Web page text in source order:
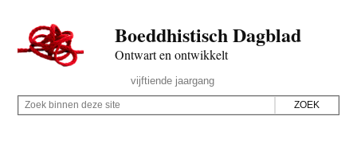
naar
de
inhoud
secondary
naar
de
sidebar
naar
de
Boeddhistisch Dagblad
Ontwart en ontwikkelt
Rechts
vijftiende jaargang
Z
Z